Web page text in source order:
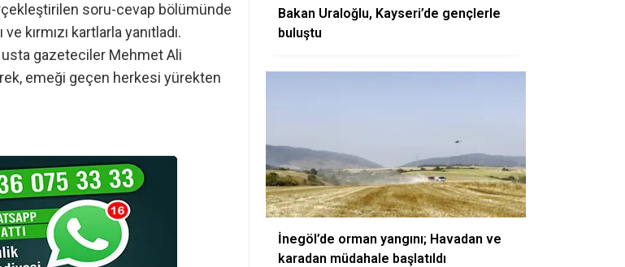
soru-cevap bölümünde
kırmızı kartlarla yanıtladı.
usta gazeteciler Mehmet Ali
emeği geçen herkesi yürekten
Bakan Uraloğlu, Kayseri’de gençlerle
buluştu
İnegöl’de orman yangını; Havadan ve
karadan müdahale başlatıldı